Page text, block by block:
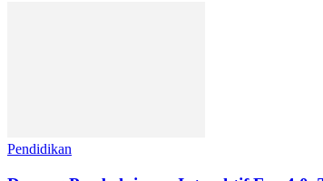
Pendidikan